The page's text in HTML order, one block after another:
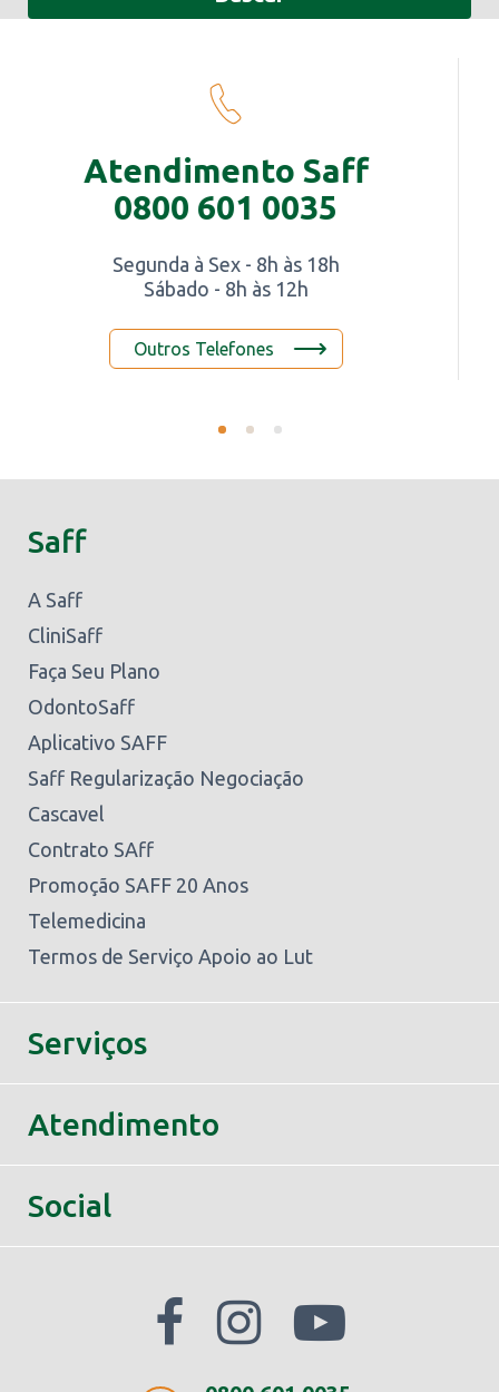
Conheça a
OdontoSaff
Clínica Odontológica
em Foz do Iguaçu
Saiba Mais
Saff
A Saff
CliniSaff
Faça Seu Plano
OdontoSaff
Aplicativo SAFF
Saff Regularização Negociação
Cascavel
Contrato SAff
Promoção SAFF 20 Anos
Telemedicina
Termos de Serviço Apoio ao Lut
Serviços
Atendimento
Social